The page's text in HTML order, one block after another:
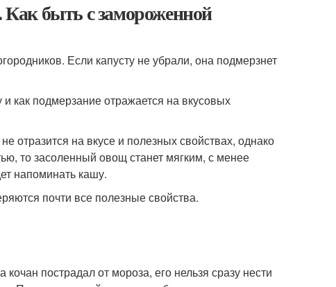
быть с замороженной
Если капусту не убрали, она подмерзнет
как подмерзание отражается на вкусовых
отразится на вкусе и полезных свойствах, однако
то засоленный овощ станет мягким, с менее
напоминать кашу.
почти все полезные свойства.
пострадал от мороза, его нельзя сразу нести